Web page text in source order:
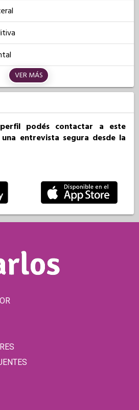
VER MÁS
podés contactar a este
entrevista segura desde la